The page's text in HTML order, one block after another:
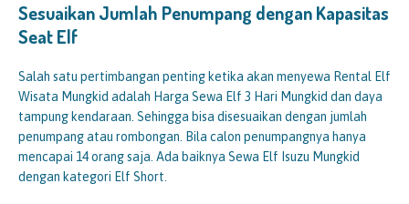
Sesuaikan Jumlah Penumpang dengan Kapasitas
Seat Elf
Salah satu pertimbangan penting ketika akan menyewa Rental Elf
Wisata Mungkid adalah Harga Sewa Elf 3 Hari Mungkid dan daya
tampung kendaraan. Sehingga bisa disesuaikan dengan jumlah
penumpang atau rombongan. Bila calon penumpangnya hanya
mencapai 14 orang saja. Ada baiknya Sewa Elf Isuzu Mungkid
dengan kategori Elf Short.